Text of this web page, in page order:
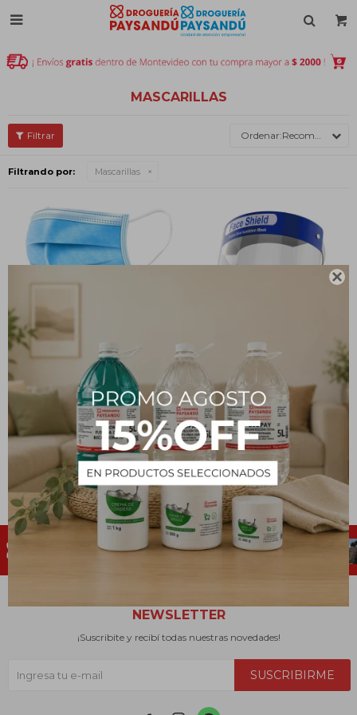


MASCARILLAS
Recomendados
Filtrando por: Mascarillas
Tapaboca triple plisado x
unidad
$ 3
Máscara Descartable con
Elástico
$ 104
NEWSLETTER
¡Suscribite y recibí todas nuestras novedades!
SUSCRIBIRME